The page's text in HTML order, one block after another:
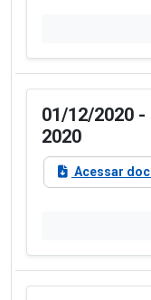
01/12/2020 -
2020
Acessar